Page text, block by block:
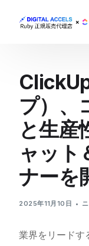
プ）、
と生産
ャット
ナーを
2025年11月10日
業界をリードす